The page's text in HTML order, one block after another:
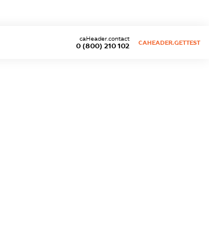
0 (800) 210 102
caHeader.contact
CAHEADER.GETTEST